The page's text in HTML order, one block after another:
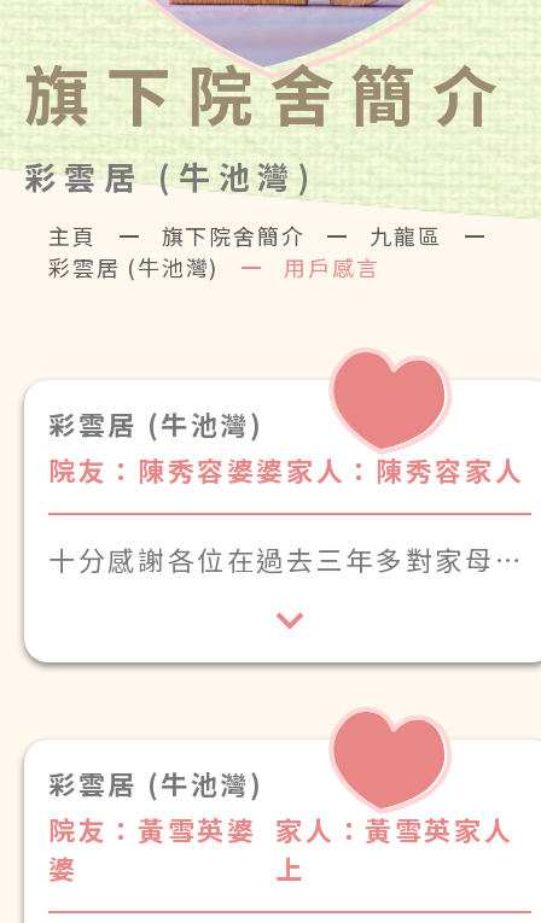
旗下院舍簡介
彩雲居 (牛池灣)
主頁 旗下院舍簡介
九龍區
彩雲居 (牛池灣)
用戶感言
彩雲居 (牛池灣)
院友：陳秀容婆婆家人：陳秀容家人
十分感謝各位在過去三年多對家母細
彩雲居 (牛池灣)
院友：黃雪英婆
婆
家人：黃雪英家人
上